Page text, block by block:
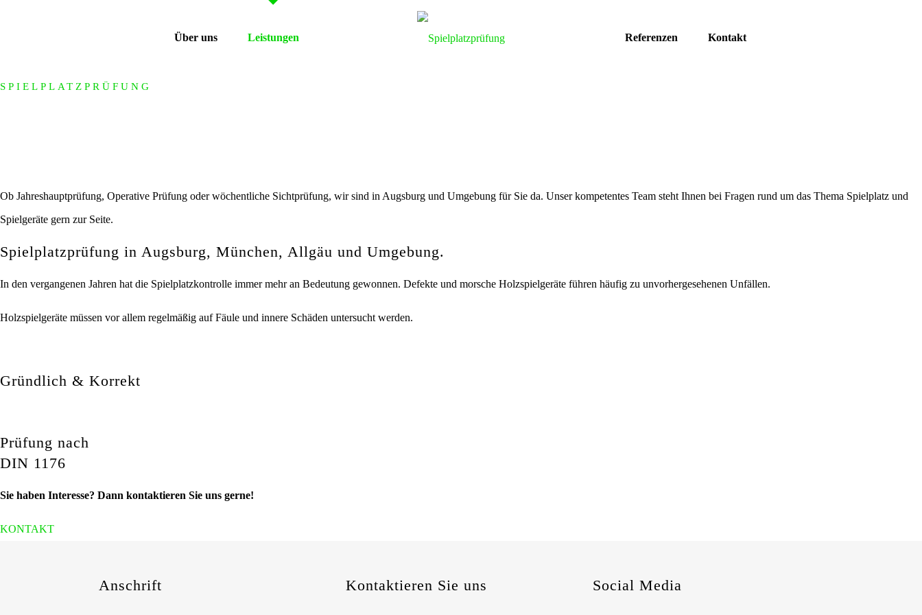
Über uns Leistungen Referenzen Kontakt
SPIELPLATZPRÜFUNG
Ob Jahreshauptprüfung, Operative Prüfung oder wöchentliche Sichtprüfung, wir sind in Augsburg und Umgebung für Sie da. Unser kompetentes Team steht Ihnen bei Fragen rund um das Thema Spielplatz und
Spielgeräte gern zur Seite.
Spielplatzprüfung in Augsburg, München, Allgäu und Umgebung.
In den vergangenen Jahren hat die Spielplatzkontrolle immer mehr an Bedeutung gewonnen. Defekte und morsche Holzspielgeräte führen häufig zu unvorhergesehenen Unfällen.
Holzspielgeräte müssen vor allem regelmäßig auf Fäule und innere Schäden untersucht werden.
Gründlich & Korrekt
Prüfung nach
DIN 1176
Sie haben Interesse? Dann kontaktieren Sie uns gerne!
KONTAKT
Anschrift Kontaktieren Sie uns Social Media